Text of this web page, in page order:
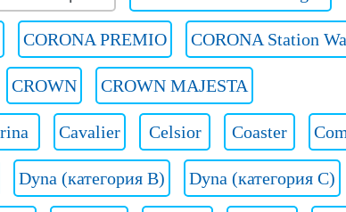
CORONA PREMIO CORONA Station
CROWN CROWN MAJESTA
Cavalier Celsior Coaster
Dyna (категория B) Dyna (категория C)